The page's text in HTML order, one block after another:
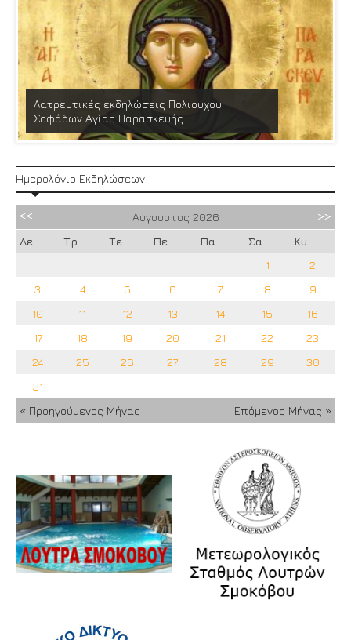
Λατρευτικές εκδηλώσεις Πολιούχου
Σοφάδων Αγίας Παρασκευής
Ημερολόγιο Εκδηλώσεων
Αύγουστος 2026
Δε
Τρ Τε Πε Πα Σα
Κυ
1
2
3
4 5 6 7 8
9
10
11 12 13 14 15
16
17
18 19 20 21 22
23
24
25 26 27 28 29
30
31
« Προηγούμενος Μήνας
Επόμενος Μήνας »